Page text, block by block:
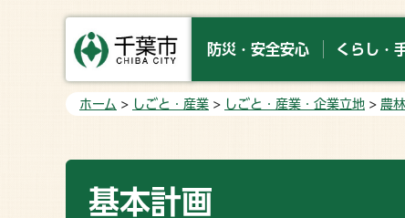
防災・安全安心 くらし・
ホーム > しごと・産業 > しごと・産業・企業立地 > 農
基本計画